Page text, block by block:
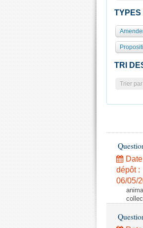
TYPES
TRI
Trier
dépôt :
06/05/